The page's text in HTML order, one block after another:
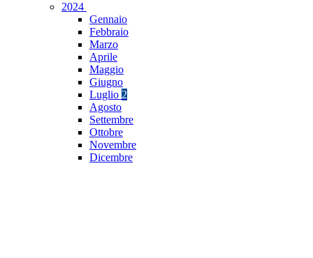
2024
Gennaio
Febbraio
Marzo
Aprile
Maggio
Giugno
Luglio 2
Agosto
Settembre
Ottobre
Novembre
Dicembre